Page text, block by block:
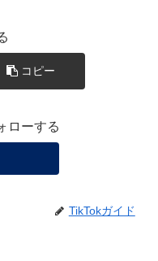
コピー
ローする
TikTokガイド